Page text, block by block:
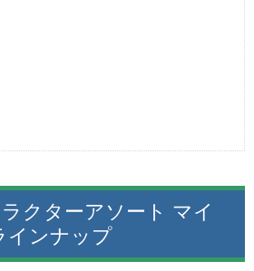
クターアソート マイ
インナップ